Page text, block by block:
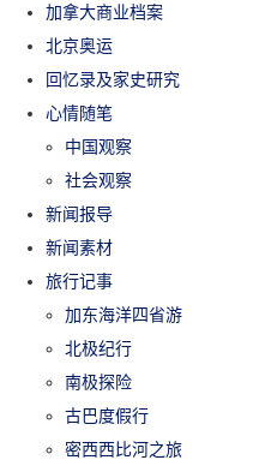
加拿大商业档案
北京奥运
回忆录及家史研究
心情随笔
中国观察
社会观察
新闻报导
新闻素材
旅行记事
加东海洋四省游
北极纪行
南极探险
古巴度假行
密西西比河之旅